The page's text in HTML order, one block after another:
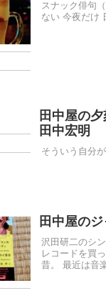
スナック俳句
ない 今夜だけ
田中屋の
田中宏明
そういう自分
田中屋の
沢田研二のシ
レコードを買
昔。 最近は音